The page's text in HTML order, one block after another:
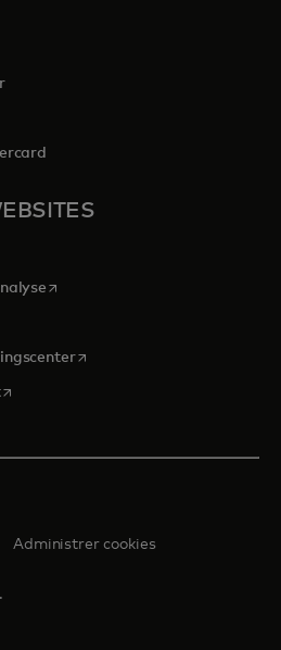
new tab
tab
opens in a new tab
in a new tab
opens in a new tab
opens in a new tab
Administrer cookies